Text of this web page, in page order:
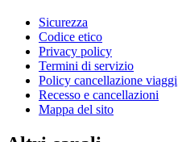
Sicurezza
Codice etico
Privacy policy
Termini di servizio
Policy cancellazione viaggi
Recesso e cancellazioni
Mappa del sito